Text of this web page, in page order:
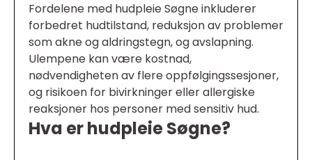
Fordelene med hudpleie Søgne inkluderer
forbedret hudtilstand, reduksjon av problemer
som akne og aldringstegn, og avslapning.
Ulempene kan være kostnad,
nødvendigheten av flere oppfølgingssesjoner,
og risikoen for bivirkninger eller allergiske
reaksjoner hos personer med sensitiv hud.
Hva er hudpleie Søgne?